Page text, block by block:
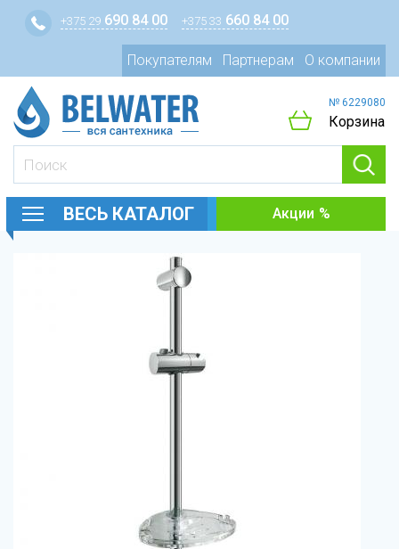
+375 29 690 84 00 +375 33 660 84 00
Покупателям Партнерам О компании
№ 6229080
Корзина
ВЕСЬ КАТАЛОГ Акции